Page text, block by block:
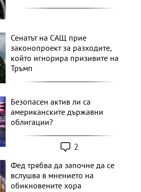
Сенатът на САЩ прие
законопроект за разходите,
който игнорира призивите на
Тръмп
Безопасен актив ли са
американските държавни
облигации?
2
Фед трябва да започне да се
вслушва в мнението на
обикновените хора